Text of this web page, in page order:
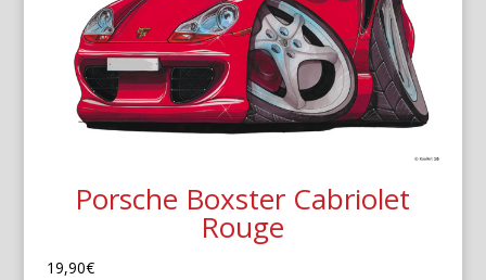
Porsche Boxster Cabriolet
Rouge
19,90€